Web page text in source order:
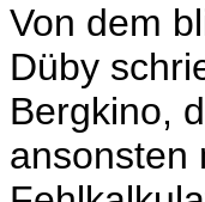
Von dem
Düby
Bergkino,
ansonsten